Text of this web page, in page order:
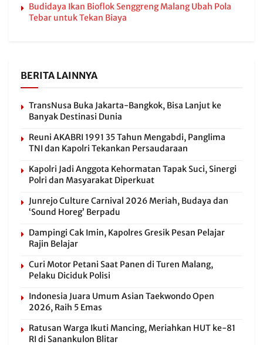
Budidaya Ikan Bioflok Senggreng Malang Ubah Pola
Tebar untuk Tekan Biaya
BERITA LAINNYA
TransNusa Buka Jakarta-Bangkok, Bisa Lanjut ke
Banyak Destinasi Dunia
Reuni AKABRI 1991 35 Tahun Mengabdi, Panglima
TNI dan Kapolri Tekankan Persaudaraan
Kapolri Jadi Anggota Kehormatan Tapak Suci, Sinergi
Polri dan Masyarakat Diperkuat
Junrejo Culture Carnival 2026 Meriah, Budaya dan
‘Sound Horeg’ Berpadu
Dampingi Cak Imin, Kapolres Gresik Pesan Pelajar
Rajin Belajar
Curi Motor Petani Saat Panen di Turen Malang,
Pelaku Diciduk Polisi
Indonesia Juara Umum Asian Taekwondo Open
2026, Raih 5 Emas
Ratusan Warga Ikuti Mancing, Meriahkan HUT ke-81
RI di Sanankulon Blitar